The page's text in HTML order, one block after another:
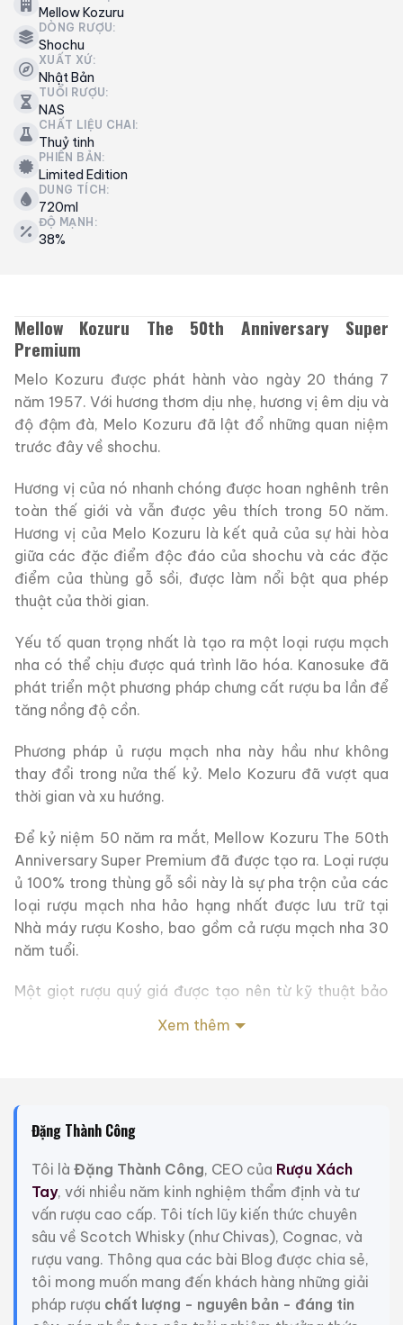
Mellow Kozuru
DÒNG RƯỢU:
Shochu
XUẤT XỨ:
Nhật Bản
TUỔI RƯỢU:
NAS
CHẤT LIỆU CHAI:
Thuỷ tinh
PHIÊN BẢN:
Limited Edition
DUNG TÍCH:
720ml
ĐỘ MẠNH:
38%
Mellow Kozuru The 50th Anniversary Super
Premium
Melo Kozuru được phát hành vào ngày 20 tháng 7
năm 1957. Với hương thơm dịu nhẹ, hương vị êm dịu và
độ đậm đà, Melo Kozuru đã lật đổ những quan niệm
trước đây về shochu.
Hương vị của nó nhanh chóng được hoan nghênh trên
toàn thế giới và vẫn được yêu thích trong 50 năm.
Hương vị của Melo Kozuru là kết quả của sự hài hòa
giữa các đặc điểm độc đáo của shochu và các đặc
điểm của thùng gỗ sồi, được làm nổi bật qua phép
thuật của thời gian.
Yếu tố quan trọng nhất là tạo ra một loại rượu mạch
nha có thể chịu được quá trình lão hóa. Kanosuke đã
phát triển một phương pháp chưng cất rượu ba lần để
tăng nồng độ cồn.
Phương pháp ủ rượu mạch nha này hầu như không
thay đổi trong nửa thế kỷ. Melo Kozuru đã vượt qua
thời gian và xu hướng.
Để kỷ niệm 50 năm ra mắt, Mellow Kozuru The 50th
Anniversary Super Premium đã được tạo ra. Loại rượu
ủ 100% trong thùng gỗ sồi này là sự pha trộn của các
loại rượu mạch nha hảo hạng nhất được lưu trữ tại
Nhà máy rượu Kosho, bao gồm cả rượu mạch nha 30
năm tuổi.
Một giọt rượu quý giá được tạo nên từ kỹ thuật bảo
người pha chế. Nó hiện thân cho giấc mơ của một
Và từ đây, một giấc mơ mới bắt đầu. Một giấc mơ
không bao giờ kết thúc.
Thông tin thêm:
Nhóm rượu: Shochu
Thành phần: Gạo, Gạo Koji
Thể tích: 720ml
Nồng độ cồn: 38%
Xem thêm
Đặng Thành Công
Tôi là Đặng Thành Công, CEO của Rượu Xách
Tay, với nhiều năm kinh nghiệm thẩm định và tư
vấn rượu cao cấp. Tôi tích lũy kiến thức chuyên
sâu về Scotch Whisky (như Chivas), Cognac, và
rượu vang. Thông qua các bài Blog được chia sẻ,
tôi mong muốn mang đến khách hàng những giải
pháp rượu chất lượng - nguyên bản - đáng tin